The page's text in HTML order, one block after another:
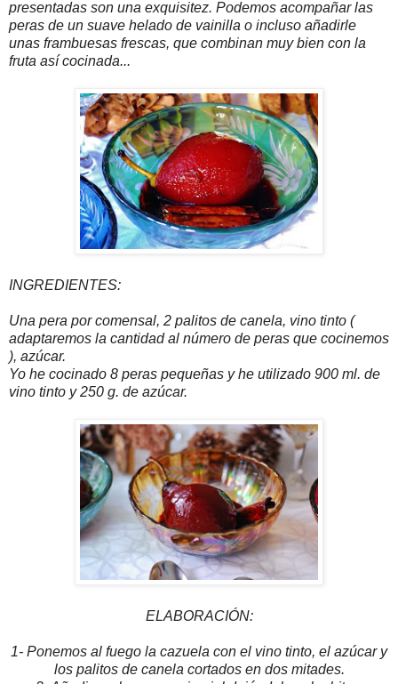
presentadas son una exquisitez. Podemos acompañar las
peras de un suave helado de vainilla o incluso añadirle
unas frambuesas frescas, que combinan muy bien con la
fruta así cocinada...
INGREDIENTES:
Una pera por comensal, 2 palitos de canela, vino tinto (
adaptaremos la cantidad al número de peras que cocinemos
), azúcar.
Yo he cocinado 8 peras pequeñas y he utilizado 900 ml. de
vino tinto y 250 g. de azúcar.
ELABORACIÓN:
1- Ponemos al fuego la cazuela con el vino tinto, el azúcar y
los palitos de canela cortados en dos mitades.